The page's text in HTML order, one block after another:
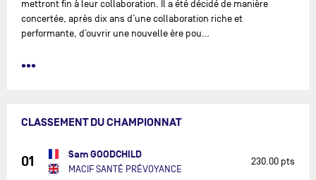
mettront fin à leur collaboration. Il a été décidé de manière
concertée, après dix ans d’une collaboration riche et
performante, d’ouvrir une nouvelle ère pou…
•••
CLASSEMENT DU CHAMPIONNAT
01 Sam GOODCHILD
MACIF SANTÉ PRÉVOYANCE
230.00 pts